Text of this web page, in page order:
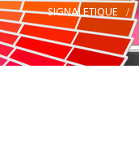
SIGNALETIQUE >